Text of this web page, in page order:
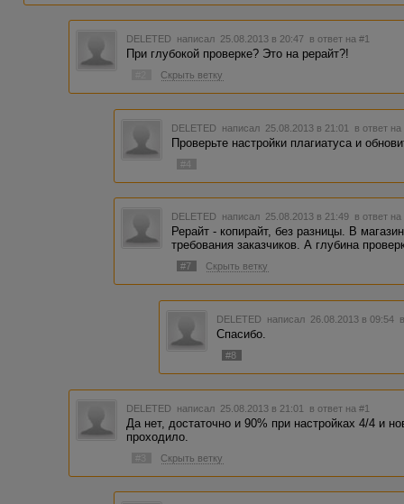
DELETED написал 25.08.2013 в 20:47 в ответ на #1
При глубокой проверке? Это на рерайт?!
Скрыть ветку
DELETED написал 25.08.2013 в 21:01 в ответ на
Проверьте настройки плагиатуса и
#4
DELETED написал 25.08.2013 в 21:49 в ответ на
Рерайт - копирайт, без разницы. В
требования заказчиков. А глубина
#7 Скрыть ветку
DELETED написал 26.08.2013 в 09:54
Спасибо.
#8
DELETED написал 25.08.2013 в 21:01 в ответ на #1
Да нет, достаточно и 90% при настройках 4/4 и
проходило.
Скрыть ветку